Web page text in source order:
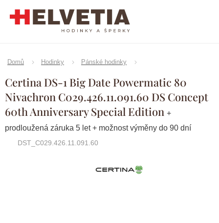
Domů Hodinky Pánské hodinky
Certina DS-1 Big Date Powermatic 80
Nivachron C029.426.11.091.60 DS Concept
60th Anniversary Special Edition +
prodloužená záruka 5 let + možnost výměny do 90 dní
DST_C029.426.11.091.60
Značka:Certina